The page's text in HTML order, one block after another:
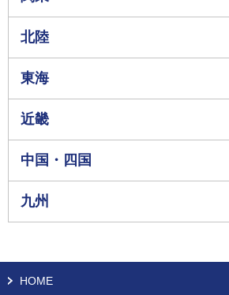
北陸
東海
近畿
中国・四国
九州
HOME